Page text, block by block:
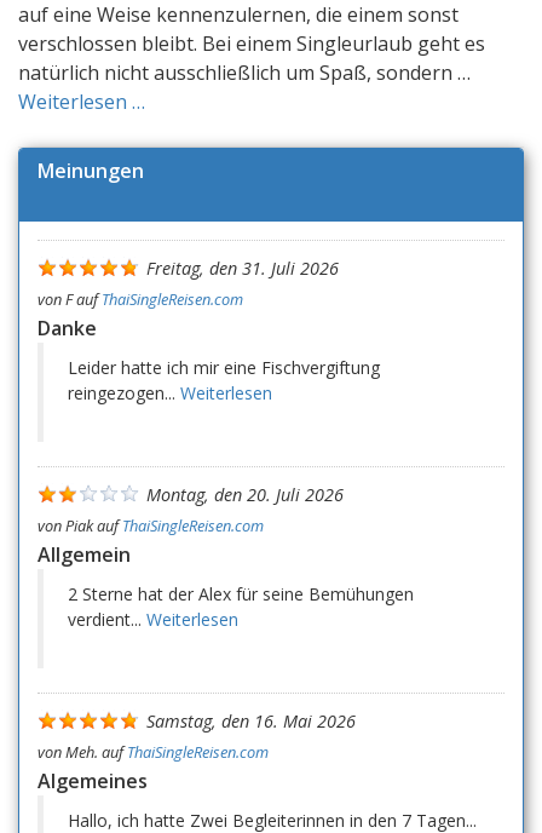
auf eine Weise kennenzulernen, die einem sonst
verschlossen bleibt. Bei einem Singleurlaub geht es
natürlich nicht ausschließlich um Spaß, sondern …
Weiterlesen …
Meinungen
Freitag, den 31. Juli 2026
vonFaufThaiSingleReisen.com
Danke
Leider hatte ich mir eine Fischvergiftung
reingezogen... Weiterlesen
Montag, den 20. Juli 2026
vonPiakaufThaiSingleReisen.com
Allgemein
2 Sterne hat der Alex für seine Bemühungen
verdient... Weiterlesen
Samstag, den 16. Mai 2026
vonMeh. aufThaiSingleReisen.com
Algemeines
Hallo, ich hatte Zwei Begleiterinnen in den 7 Tagen...